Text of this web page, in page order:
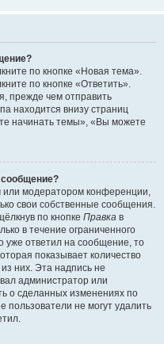
по кнопке «Новая тема».
по кнопке «Ответить».
прежде чем отправить
находится внизу страниц
начинать темы», «Вы можете
сообщение?
или модератором конференции,
свои собственные сообщения.
по кнопке Правка в
в течение ограниченного
уже ответил на сообщение, то
показывает количество
них. Эта надпись не
администратор или
о сделанных изменениях по
пользователи не могут удалить